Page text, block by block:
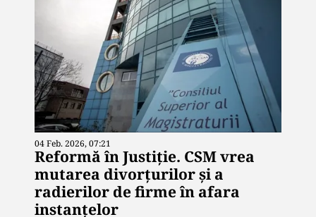
04 Feb. 2026, 07:21
Reformă în Justiție. CSM vrea
mutarea divorțurilor și a
radierilor de firme în afara
instanțelor